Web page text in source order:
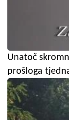
Unatoč
prošloga